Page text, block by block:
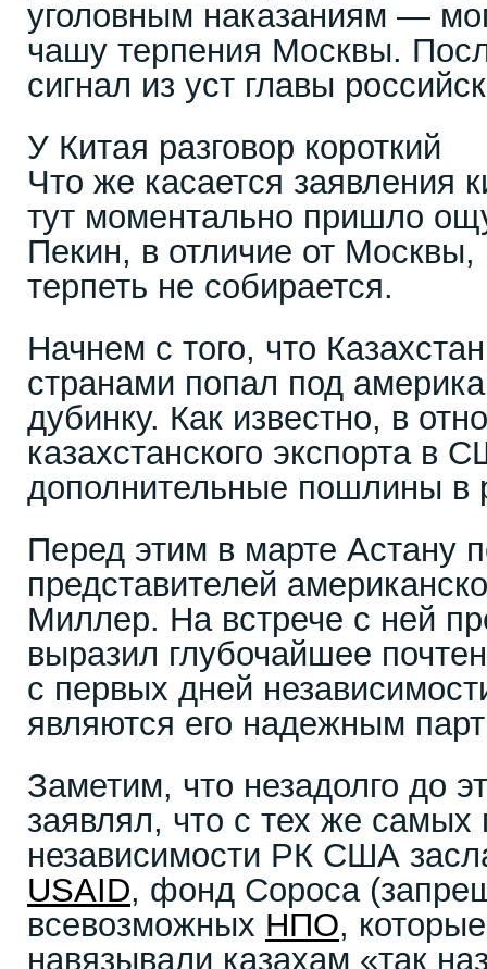
уголовным наказаниям —
чашу терпения Москвы.
сигнал из уст главы
У Китая разговор короткий
Что же касается заявления
тут моментально пришло
Пекин, в отличие от
терпеть не собирается.
Начнем с того, что
странами попал под
дубинку. Как известно, в
казахстанского экспорта в
дополнительные пошлины в
Перед этим в марте Астану
представителей
Миллер. На встрече с ней
выразил глубочайшее
с первых дней
являются его надежным
Заметим, что незадолго до
заявлял, что с тех же
независимости РК США
USAID, фонд Сороса
всевозможных НПО,
навязывали казахам «так